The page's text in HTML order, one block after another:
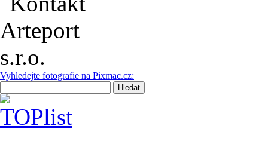
Vyhledejte fotografie na Pixmac.cz: